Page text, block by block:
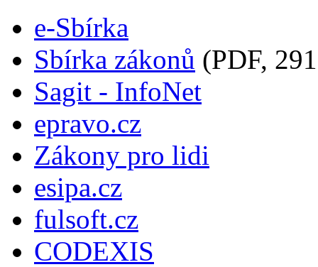
e-Sbírka
Sbírka zákonů (PDF,
Sagit - InfoNet
epravo.cz
Zákony pro lidi
esipa.cz
fulsoft.cz
CODEXIS